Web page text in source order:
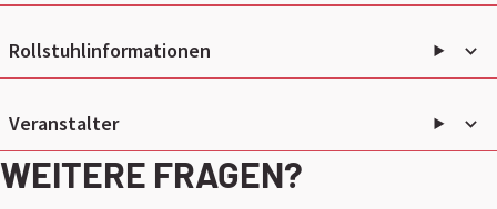
Rollstuhlinformationen
Veranstalter
WEITERE FRAGEN?